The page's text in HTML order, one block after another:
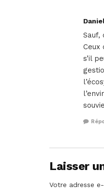
Sauf,
Ceux
s’il
Laisser
Votre adresse